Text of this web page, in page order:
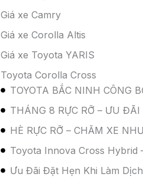
Giá xe Camry
Giá xe Corolla Altis
Giá xe Toyota YARIS
Toyota Corolla Cross
TOYOTA BẮC NINH CÔNG
THÁNG 8 RỰC RỠ – ƯU
HÈ RỰC RỠ – CHĂM XE
Toyota Innova Cross Hybrid
Ưu Đãi Đặt Hẹn Khi Làm